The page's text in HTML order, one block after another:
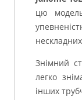
цю
Знімний
легко
інших